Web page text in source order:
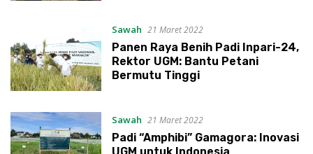
Sawah 21 Maret 2022
Panen Raya Benih Padi Inpari-24,
Rektor UGM: Bantu Petani
Bermutu Tinggi
Sawah 21 Maret 2022
Padi “Amphibi” Gamagora: Inovasi